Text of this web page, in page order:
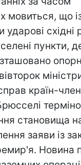
мовиться, що
ударові східні
пункти,
країн-
становища
заяви із
Новина